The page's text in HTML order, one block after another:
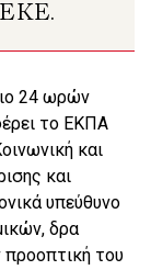
ΕΚΕ.
24 ωρών
το ΕΚΠΑ
και
και
υπεύθυνο
δρα
του